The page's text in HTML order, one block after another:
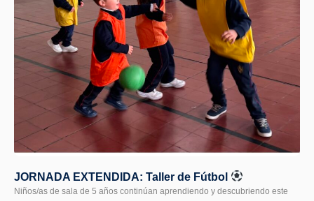
JORNADA EXTENDIDA: Taller de Fútbol
Niños/as de sala de 5 años continúan aprendiendo y descubriendo este